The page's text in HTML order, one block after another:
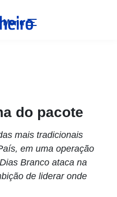
Menu
do pacote
mais tradicionais
em uma operação
Branco ataca na
de liderar onde